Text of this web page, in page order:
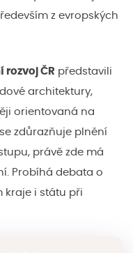
z evropských
rozvoj ČR představili
architektury,
orientovaná na
zdůrazňuje plnění
právě zde má
Probíhá debata o
kraje i státu při